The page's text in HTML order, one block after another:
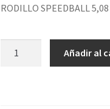
RODILLO SPEEDBALL 5,08
Añadir al